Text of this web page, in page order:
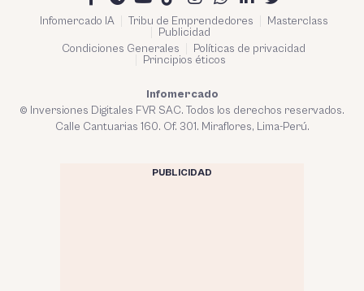
Infomercado IA Tribu de Emprendedores
Masterclass
Publicidad
Condiciones Generales
Políticas de privacidad
Principios éticos
Infomercado
© Inversiones Digitales FVR SAC. Todos los derechos reservados.
Calle Cantuarias 160. Of. 301. Miraflores, Lima-Perú.
PUBLICIDAD